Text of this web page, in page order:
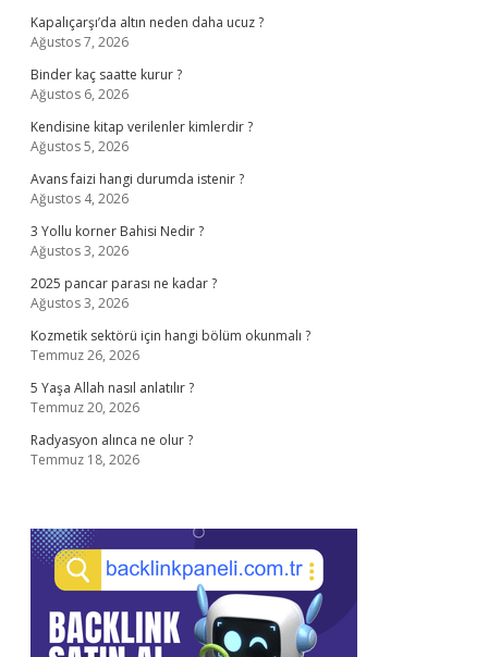
Kapalıçarşı’da altın neden daha ucuz ?
Ağustos 7, 2026
Binder kaç saatte kurur ?
Ağustos 6, 2026
Kendisine kitap verilenler kimlerdir ?
Ağustos 5, 2026
Avans faizi hangi durumda istenir ?
Ağustos 4, 2026
3 Yollu korner Bahisi Nedir ?
Ağustos 3, 2026
2025 pancar parası ne kadar ?
Ağustos 3, 2026
Kozmetik sektörü için hangi bölüm okunmalı ?
Temmuz 26, 2026
5 Yaşa Allah nasıl anlatılır ?
Temmuz 20, 2026
Radyasyon alınca ne olur ?
Temmuz 18, 2026